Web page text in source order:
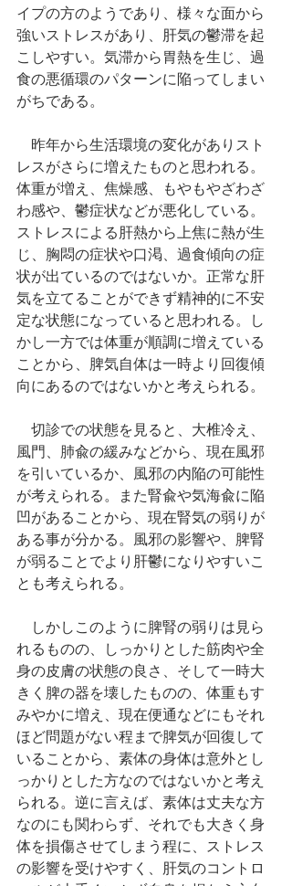
イプの方のようであり、様々な面から
強いストレスがあり、肝気の鬱滞を起
こしやすい。気滞から胃熱を生じ、過
食の悪循環のパターンに陥ってしまい
がちである。
昨年から生活環境の変化がありスト
レスがさらに増えたものと思われる。
体重が増え、焦燥感、もやもやざわざ
わ感や、鬱症状などが悪化している。
ストレスによる肝熱から上焦に熱が生
じ、胸悶の症状や口渇、過食傾向の症
状が出ているのではないか。正常な肝
気を立てることができず精神的に不安
定な状態になっていると思われる。し
かし一方では体重が順調に増えている
ことから、脾気自体は一時より回復傾
向にあるのではないかと考えられる。
切診での状態を見ると、大椎冷え、
風門、肺兪の緩みなどから、現在風邪
を引いているか、風邪の内陥の可能性
が考えられる。また腎兪や気海兪に陥
凹があることから、現在腎気の弱りが
ある事が分かる。風邪の影響や、脾腎
が弱ることでより肝鬱になりやすいこ
とも考えられる。
しかしこのように脾腎の弱りは見ら
れるものの、しっかりとした筋肉や全
身の皮膚の状態の良さ、そして一時大
きく脾の器を壊したものの、体重もす
みやかに増え、現在便通などにもそれ
ほど問題がない程まで脾気が回復して
いることから、素体の身体は意外とし
っかりとした方なのではないかと考え
られる。逆に言えば、素体は丈夫な方
なのにも関わらず、それでも大きく身
体を損傷させてしまう程に、ストレス
の影響を受けやすく、肝気のコントロ